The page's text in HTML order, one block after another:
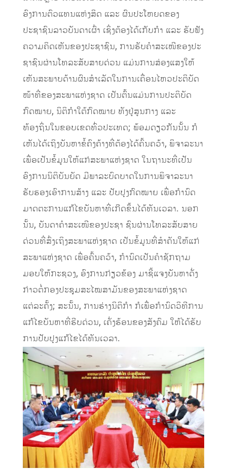
ອົງການຕົວແທນແຫ່ງສິດ ແລະ ຜົນປະໂຫຍດຂອງ
ປະຊາຊົນລາວບັນດາເຜົ່າ ເຊິ່ງຕ້ອງໄດ້ເກັບກໍາ ແລະ ຮັບຟັງ
ຄວາມຄິດເຫັນຂອງປະຊາຊົນ, ການຮັບຄໍາສະເໜີຂອງປະ
ຊາຊົນຜ່ານໂທລະສັບສາຍດ່ວນ ແມ່ນການສ່ອງແສງໃຫ້
ເຫັນສະພາບດ້ານຜົນສໍາເລັດໃນການເຄື່ອນໄຫວປະຕິບັດ
ໜ້າທີ່ຂອງສະພາແຫ່ງຊາດ ເປັນຕົ້ນແມ່ນການປະຕິບັດ
ກົດໝາຍ, ນິຕິກໍາໃຕ້ກົດໝາຍ ທັງຢູ່ສູນກາງ ແລະ
ທ້ອງຖິ່ນໃນຂອບເຂດທົ່ວປະເທດ; ພ້ອມດຽວກັນນັ້ນ ກໍ
ເຫັນໄດ້ເຖິງບັນຫາຂໍ້ຄົງຄ້າງທີ່ຕ້ອງໄດ້ຄົ້ນຄວ້າ, ພິຈາລະນາ
ເພື່ອເປັນຂໍ້ມູນໃຫ້ແກ່ສະພາແຫ່ງຊາດ ໃນຖານະທີ່ເປັນ
ອົງການນິຕິບັນຍັດ ມີພາລະບົດບາດໃນການພິຈາລະນາ
ຮັບຮອງເອົາການສ້າງ ແລະ ປັບປຸງກົດໝາຍ ເພື່ອກໍານົດ
ມາດຕະການແກ້ໄຂບັນຫາທີ່ເກີດຂຶ້ນໄດ້ທັນເວລາ. ນອກ
ນັ້ນ, ບັນດາຄໍາສະເໜີຂອງປະຊາ ຊົນຜ່ານໂທລະສັບສາຍ
ດ່ວນທີ່ສົ່ງເຖິງສະພາແຫ່ງຊາດ ເປັນຂໍ້ມູນທີ່ສຳຄັນໃຫ້ແກ່
ສະພາແຫ່ງຊາດ ເພື່ອຄົ້ນຄວ້າ, ກໍານົດເປັນຄໍາຊັກຖາມ
ມອບໃຫ້ກະຊວງ, ອົງການກ່ຽວຂ້ອງ ມາຊີ້ແຈງບັນຫາດັ່ງ
ກ່າວຕໍ່ກອງປະຊຸມສະໄໝສາມັນຂອງສະພາແຫ່ງຊາດ
ແຕ່ລະຄັ້ງ; ສະນັ້ນ, ການຮ່າງນິຕິກໍາ ກໍເພື່ອກໍານົດວິທີການ
ແກ້ໄຂບັນຫາທີ່ຮີບດ່ວນ, ເຄັ່ງຮ້ອນຂອງສັງຄົມ ໃຫ້ໄດ້ຮັບ
ການປັບປຸງແກ້ໄຂໄດ້ທັນເວລາ.